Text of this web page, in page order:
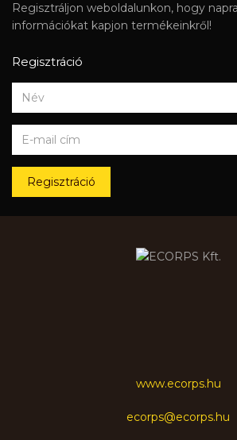
Regisztráljon weboldalunkon, hogy
információkat kapjon termékeinkről!
Regisztráció
Regisztráció
www.ecorps.hu
ecorps@ecorps.hu